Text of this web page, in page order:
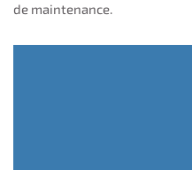
de maintenance.